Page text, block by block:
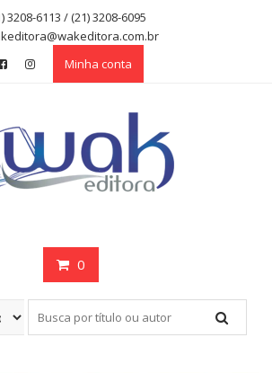
3208-6113 / (21) 3208-6095
Minha conta
0